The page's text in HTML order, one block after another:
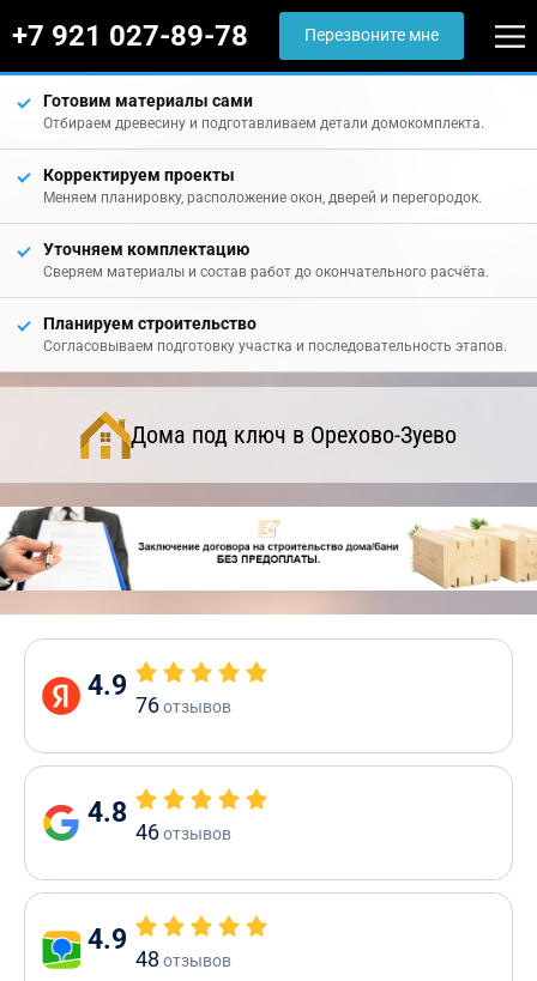
+7 921 027-89-78 Перезвоните мне
Готовим материалы сами
Отбираем древесину и подготавливаем детали домокомплекта.
Корректируем проекты
Меняем планировку, расположение окон, дверей и перегородок.
Уточняем комплектацию
Сверяем материалы и состав работ до окончательного расчёта.
Планируем строительство
Согласовываем подготовку участка и последовательность этапов.
Дома под ключ в Орехово-Зуево
4.9
76отзывов
4.8
46отзывов
4.9
48 отзывов